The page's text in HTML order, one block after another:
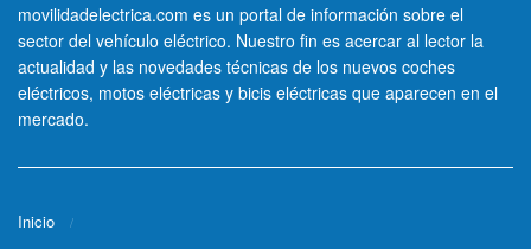
movilidadelectrica.com es un portal de información sobre el
sector del vehículo eléctrico. Nuestro fin es acercar al lector la
actualidad y las novedades técnicas de los nuevos coches
eléctricos, motos eléctricas y bicis eléctricas que aparecen en el
mercado.
Inicio